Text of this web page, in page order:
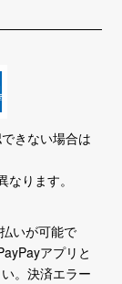
きない場合は
ります。
いが可能で
アプリと
。決済エラー